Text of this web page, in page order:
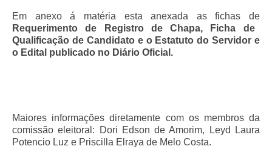
Convênios
Fale Conosco
Regimento interno do Sindsppen
Em anexo á matéria esta anexada as fichas de
Requerimento de Registro de Chapa, Ficha de
Qualificação de Candidato e o Estatuto do Servidor e
o Edital publicado no Diário Oficial.
Maiores informações diretamente com os membros da
comissão eleitoral: Dori Edson de Amorim, Leyd Laura
Potencio Luz e Priscilla Elraya de Melo Costa.